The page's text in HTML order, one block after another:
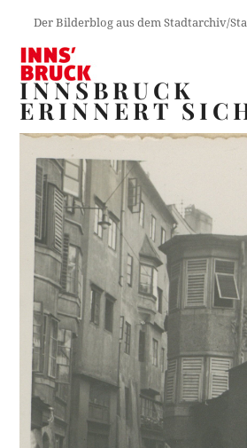
Der Bilderblog aus dem Stadtarchiv/
INNSBRUCK
ERINNERT